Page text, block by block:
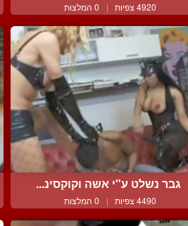
4920 צפיות | 0 המלצות
גבר נשלט ע"י אשה וקוקסינ...
4490 צפיות | 0 המלצות